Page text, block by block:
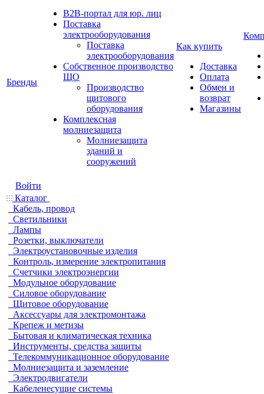
Бренды
B2B-портал для юр. лиц
Поставка
электрооборудования
Поставка
электрооборудования
Собственное производство
ЩО
Производство
щитового
оборудования
Комплексная
молниезащита
Молниезащита
зданий и
сооружений
Как купить
Доставка
Оплата
Обмен и
возврат
Магазины
Войти
Каталог
Кабель, провод
Светильники
Лампы
Розетки, выключатели
Электроустановочные изделия
Контроль, измерение электропитания
Счетчики электроэнергии
Модульное оборудование
Силовое оборудование
Щитовое оборудование
Аксессуары для электромонтажа
Крепеж и метизы
Бытовая и климатическая техника
Инструменты, средства защиты
Телекоммуникационное оборудование
Молниезащита и заземление
Электродвигатели
Кабеленесущие системы